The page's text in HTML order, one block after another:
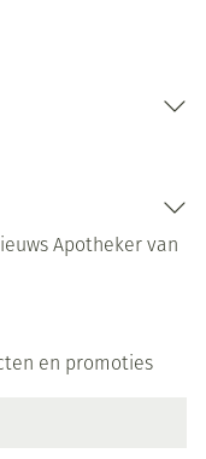
Apotheker van
en promoties